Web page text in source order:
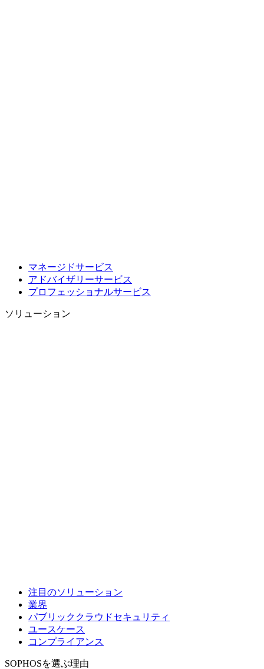
マネージドサービス
アドバイザリーサービス
プロフェッショナルサービス
ソリューション
注目のソリューション
業界
パブリッククラウドセキュリティ
ユースケース
コンプライアンス
SOPHOSを選ぶ理由